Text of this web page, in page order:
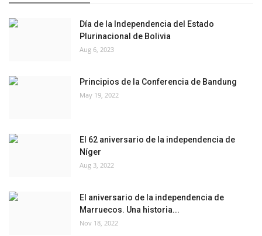
Día de la Independencia del Estado
Plurinacional de Bolivia
Aug 6, 2023
Principios de la Conferencia de Bandung
May 19, 2022
El 62 aniversario de la independencia de
Níger
Aug 3, 2022
El aniversario de la independencia de
Marruecos. Una historia...
Nov 18, 2022